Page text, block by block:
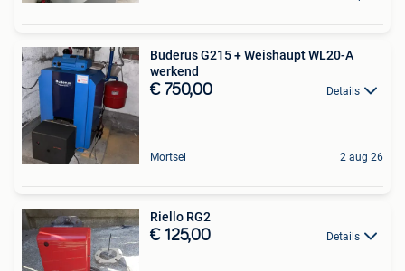
Buderus G215 + Weishaupt WL20-A
werkend
€ 750,00 Details
Mortsel 2 aug 26
Riello RG2
€ 125,00 Details